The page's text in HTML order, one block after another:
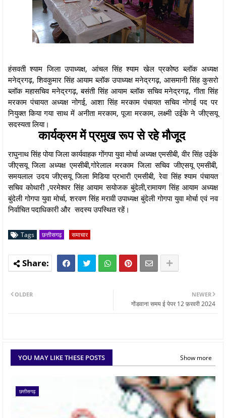
हंसवती श्याम जिला उपाध्यक्ष, आंचल सिंह श्याम खेल प्रकोष्ठ ब्लॉक अध्यक्ष
मनेद्रगढ़, शिवकुमार सिंह आयाम ब्लॉक उपाध्यक्ष मनेद्रगढ़, आसमानी सिंह कुसरो
ब्लॉक महासचिव मनेद्रगढ़, बसंती सिंह आयाम ब्लॉक सचिव मनेद्रगढ़, गीता सिंह
मरकाम पंचायत अध्यक्ष नोगई, आशा सिंह मरकाम पंचायत सचिव नोगई पद पर
नियुक्त किया गया साथ में अनीता मरकाम, पूजा मरकाम, लक्ष्मी उईके ने जीएसयू
सदस्यता लिया।
कार्यक्रम में प्रमुख रूप से रहे मौजूद
राघुनाथ सिंह पोया जिला कार्यवाहक गोंगपा युवा मोर्चा अध्यक्ष एमसीबी, वीर सिंह उईके
जीएसयू जिला अध्यक्ष एमसीबी,गोरेलाल मरकाम जिला सचिव जीएसयू एमसीबी,
समयलाल उदय जीएसयू जिला मिडिया प्रभारी एमसीबी, रेवा सिंह श्याम पंचायत
सचिव कोथारी ,परमेश्वर सिंह आयाम सयोजक बुंदेली,रामायण सिंह आयाम अध्यक्ष
बुंदेली गोगपा युवा मोर्चा, शरवण सिंह मरावी उपाध्यक्ष बुंदेली गोगपा युवा मोर्चा एवं नव
निर्वाचित पदाधिकारी और सदस्य उपस्थित रहें।
Tags छत्तीसगढ़ समाचार
NEWER
गोंडवाना समय ई पेपर 12 फ़रवरी 2024
OLDER
YOU MAY LIKE THESE POSTS Show more
छत्तीसगढ़